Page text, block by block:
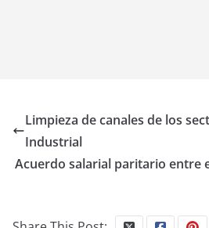
Limpieza de canales de los
Industrial
Acuerdo salarial paritario entre